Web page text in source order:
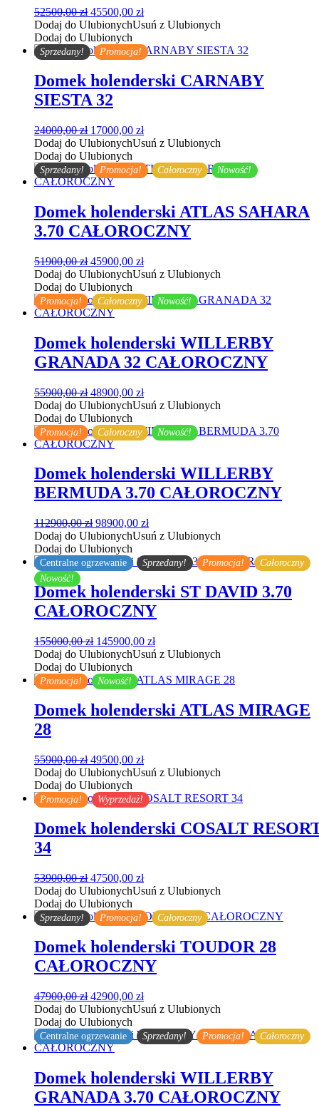
52500,00zł Pierwotna
cena
wynosiła:
52500,00 zł.
45500,00 złAktualna
cena
45500,00 zł.
Dodaj do UlubionychUsuń z Ulubionych
Dodaj do Ulubionych
Sprzedany! Promocja!
Domek holenderski CARNABY
SIESTA 32
24000,00zł Pierwotna
cena
wynosiła:
24000,00 zł.
17000,00 złAktualna
cena
17000,00 zł.
Dodaj do UlubionychUsuń z Ulubionych
Dodaj do Ulubionych
Sprzedany! Promocja! Całoroczny Nowość!
Domek holenderski ATLAS SAHARA
3.70 CAŁOROCZNY
51900,00zł Pierwotna
cena
wynosiła:
51900,00 zł.
45900,00 złAktualna
cena
45900,00 zł.
Dodaj do UlubionychUsuń z Ulubionych
Dodaj do Ulubionych
Promocja! Całoroczny Nowość!
Domek holenderski WILLERBY
GRANADA 32 CAŁOROCZNY
55900,00zł Pierwotna
cena
wynosiła:
55900,00 zł.
48900,00 złAktualna
cena
48900,00 zł.
Dodaj do UlubionychUsuń z Ulubionych
Dodaj do Ulubionych
Promocja! Całoroczny Nowość!
Domek holenderski WILLERBY
BERMUDA 3.70 CAŁOROCZNY
112900,00zł Pierwotna
cena
wynosiła:
112900,00 zł.
98900,00 złAktualna
cena
98900,00 zł.
Dodaj do UlubionychUsuń z Ulubionych
Dodaj do Ulubionych
Centralne ogrzewanie Sprzedany! Promocja!
Całoroczny
Nowość!
Domek holenderski ST DAVID 3.70
CAŁOROCZNY
155000,00zł Pierwotna
cena
wynosiła:
155000,00 zł.
145900,00 złAktualna
cena
145900,00 zł.
Dodaj do UlubionychUsuń z Ulubionych
Dodaj do Ulubionych
Promocja! Nowość!
Domek holenderski ATLAS MIRAGE
28
55900,00zł Pierwotna
cena
wynosiła:
55900,00 zł.
49500,00 złAktualna
cena
49500,00 zł.
Dodaj do UlubionychUsuń z Ulubionych
Dodaj do Ulubionych
Promocja! Wyprzedaż!
Domek holenderski COSALT
34
53900,00zł Pierwotna
cena
wynosiła:
53900,00 zł.
47500,00 złAktualna
cena
47500,00 zł.
Dodaj do UlubionychUsuń z Ulubionych
Dodaj do Ulubionych
Sprzedany! Promocja! Całoroczny
Domek holenderski TOUDOR 28
CAŁOROCZNY
47900,00zł Pierwotna
cena
wynosiła:
47900,00 zł.
42900,00 złAktualna
cena
42900,00 zł.
Dodaj do UlubionychUsuń z Ulubionych
Dodaj do Ulubionych
Centralne ogrzewanie Sprzedany! Promocja! Całoroczny
Domek holenderski WILLERBY
GRANADA 3.70 CAŁOROCZNY